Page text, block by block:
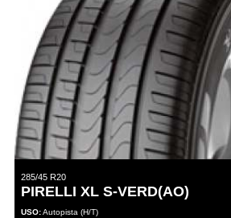
285/45 R20
PIRELLI XL S-VERD(AO)
USO:Autopista (H/T)